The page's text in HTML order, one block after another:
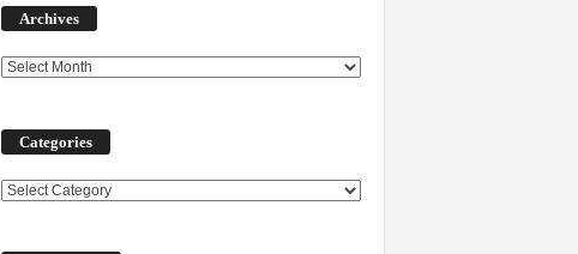
Archives
Categories
Categories